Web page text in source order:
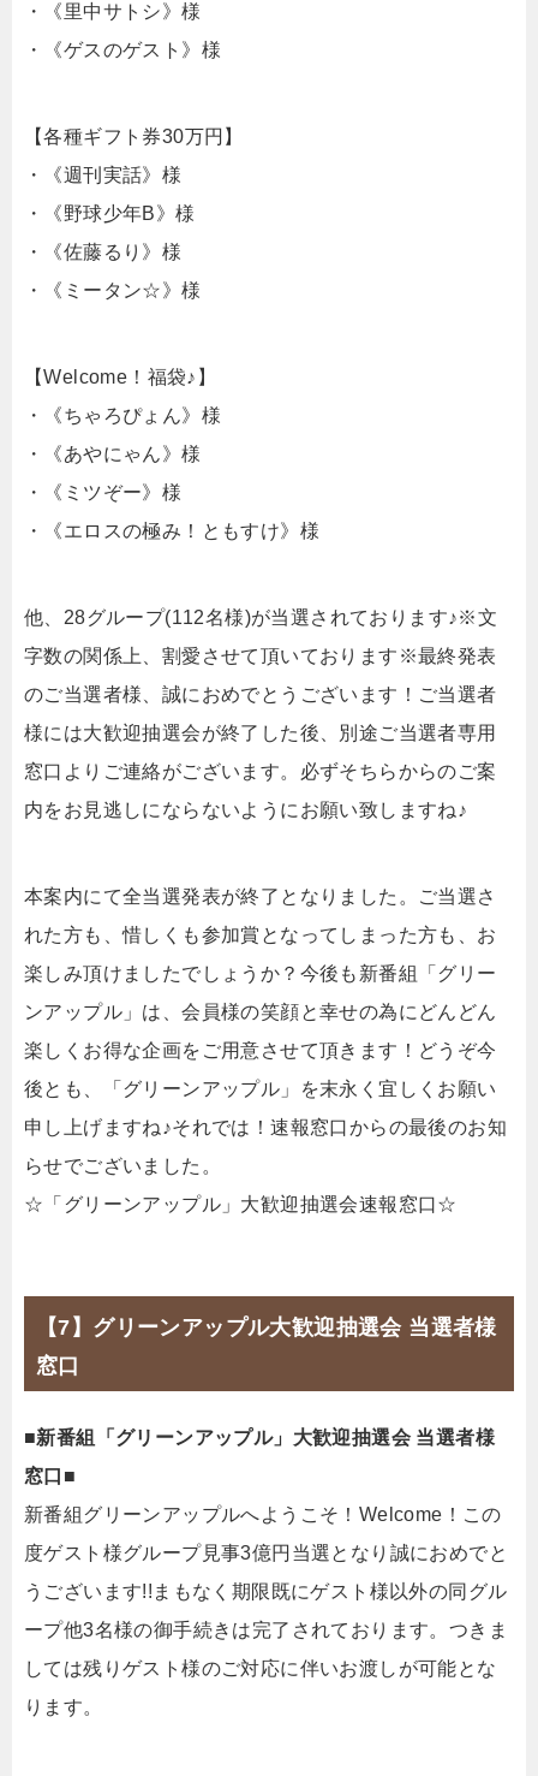
・《里中サトシ》様
・《ゲスのゲスト》様
【各種ギフト券30万円】
・《週刊実話》様
・《野球少年B》様
・《佐藤るり》様
・《ミータン☆》様
【Welcome！福袋♪】
・《ちゃろぴょん》様
・《あやにゃん》様
・《ミツぞー》様
・《エロスの極み！ともすけ》様
他、28グループ(112名様)が当選されております♪※文
字数の関係上、割愛させて頂いております※最終発表
のご当選者様、誠におめでとうございます！ご当選者
様には大歓迎抽選会が終了した後、別途ご当選者専用
窓口よりご連絡がございます。必ずそちらからのご案
内をお見逃しにならないようにお願い致しますね♪
本案内にて全当選発表が終了となりました。ご当選さ
れた方も、惜しくも参加賞となってしまった方も、お
楽しみ頂けましたでしょうか？今後も新番組「グリー
ンアップル」は、会員様の笑顔と幸せの為にどんどん
楽しくお得な企画をご用意させて頂きます！どうぞ今
後とも、「グリーンアップル」を末永く宜しくお願い
申し上げますね♪それでは！速報窓口からの最後のお知
らせでございました。
☆「グリーンアップル」大歓迎抽選会速報窓口☆
【7】グリーンアップル大歓迎抽選会 当選者様
窓口
■新番組「グリーンアップル」大歓迎抽選会 当選者様
窓口■
新番組グリーンアップルへようこそ！Welcome！この
度ゲスト様グループ見事3億円当選となり誠におめでと
うございます!!まもなく期限既にゲスト様以外の同グル
ープ他3名様の御手続きは完了されております。つきま
しては残りゲスト様のご対応に伴いお渡しが可能とな
ります。